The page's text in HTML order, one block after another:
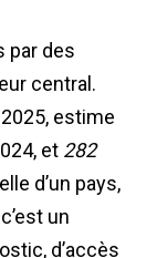
par des
central.
estime
et 282
d’un pays,
un
d’accès